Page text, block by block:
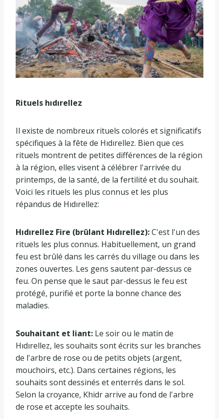
Rituels hıdırellez
Il existe de nombreux rituels colorés et significatifs
spécifiques à la fête de Hıdırellez. Bien que ces
rituels montrent de petites différences de la région
à la région, elles visent à célébrer l'arrivée du
printemps, de la santé, de la fertilité et du souhait.
Voici les rituels les plus connus et les plus
répandus de Hıdırellez:
Hıdırellez Fire (brûlant Hıdırellez):C'est l'un des
rituels les plus connus. Habituellement, un grand
feu est brûlé dans les carrés du village ou dans les
zones ouvertes. Les gens sautent par-dessus ce
feu. On pense que le saut par-dessus le feu est
protégé, purifié et porte la bonne chance des
maladies.
Souhaitant et liant: Le soir ou le matin de
Hıdırellez, les souhaits sont écrits sur les branches
de l'arbre de rose ou de petits objets (argent,
mouchoirs, etc.). Dans certaines régions, les
souhaits sont dessinés et enterrés dans le sol.
Selon la croyance, Khidr arrive au fond de l'arbre
de rose et accepte les souhaits.